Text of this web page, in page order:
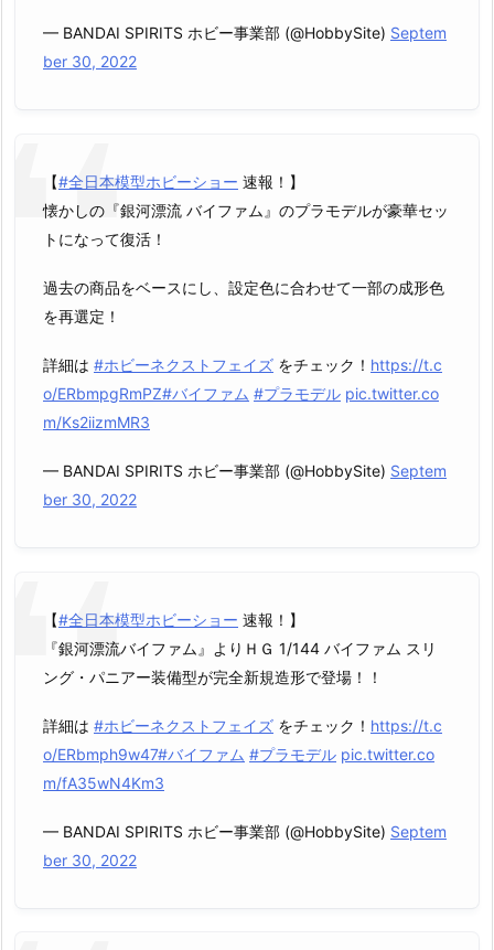
— BANDAI SPIRITS ホビー事業部 (@HobbySite) Septem
ber 30, 2022
【#全日本模型ホビーショー 速報！】
懐かしの『銀河漂流 バイファム』のプラモデルが豪華セッ
トになって復活！
過去の商品をベースにし、設定色に合わせて一部の成形色
を再選定！
詳細は #ホビーネクストフェイズ をチェック！ https://t.c
o/ERbmpgRmPZ#バイファム #プラモデル pic.twitter.co
m/Ks2iizmMR3
— BANDAI SPIRITS ホビー事業部 (@HobbySite) Septem
ber 30, 2022
【#全日本模型ホビーショー 速報！】
『銀河漂流バイファム』よりＨＧ 1/144 バイファム スリ
ング・パニアー装備型が完全新規造形で登場！！
詳細は #ホビーネクストフェイズ をチェック！ https://t.c
o/ERbmph9w47#バイファム #プラモデル pic.twitter.co
m/fA35wN4Km3
— BANDAI SPIRITS ホビー事業部 (@HobbySite) Septem
ber 30, 2022